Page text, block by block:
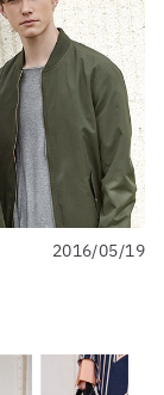
2016/05/19